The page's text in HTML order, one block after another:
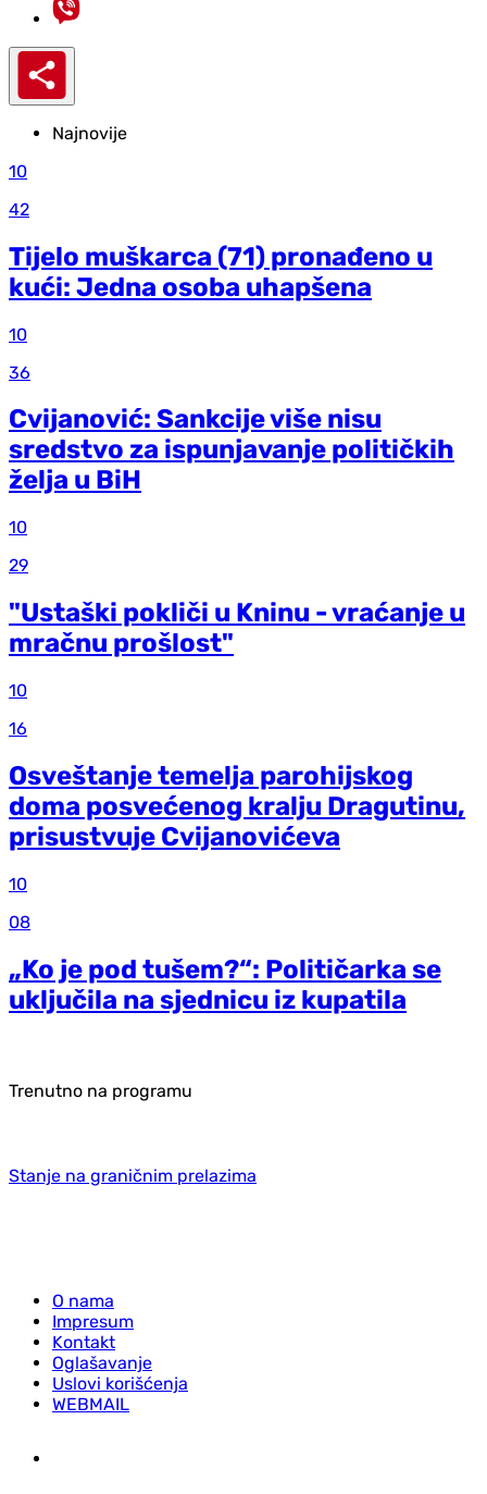
Najnovije
10
42
Tijelo muškarca (71) pronađeno u
kući: Jedna osoba uhapšena
10
36
Cvijanović: Sankcije više nisu
sredstvo za ispunjavanje političkih
želja u BiH
10
29
"Ustaški pokliči u Kninu - vraćanje u
mračnu prošlost"
10
16
Osveštanje temelja parohijskog
doma posvećenog kralju Dragutinu,
prisustvuje Cvijanovićeva
10
08
„Ko je pod tušem?“: Političarka se
uključila na sjednicu iz kupatila
Trenutno na programu
Stanje na graničnim prelazima
O nama
Impresum
Kontakt
Oglašavanje
Uslovi korišćenja
WEBMAIL